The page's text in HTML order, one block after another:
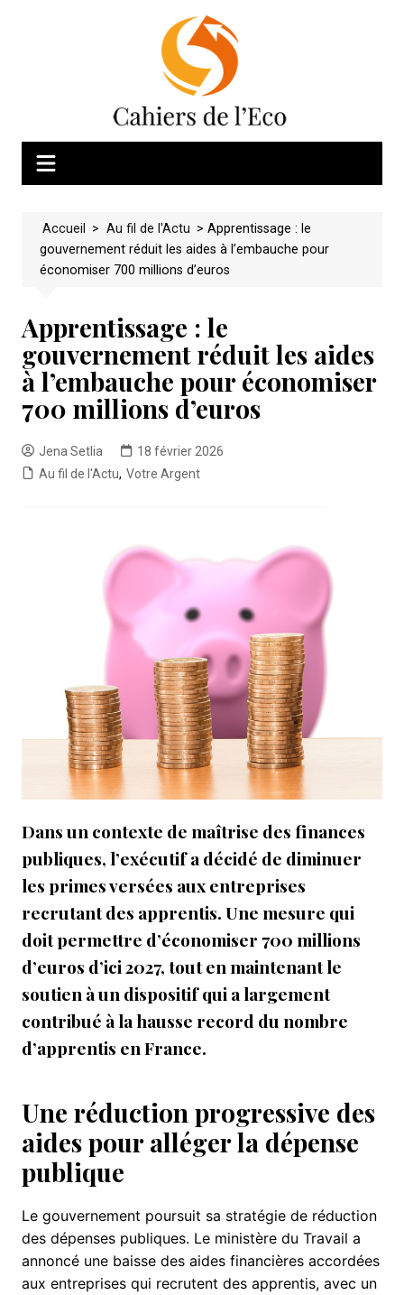
Accueil > Au fil de l'Actu > Apprentissage : le
gouvernement réduit les aides à l’embauche pour
économiser 700 millions d’euros
Apprentissage : le
gouvernement réduit les aides
à l’embauche pour économiser
700 millions d’euros
Jena Setlia
18 février 2026
Au fil de l'Actu, Votre Argent
Dans un contexte de maîtrise des finances
publiques, l’exécutif a décidé de diminuer
les primes versées aux entreprises
recrutant des apprentis. Une mesure qui
doit permettre d’économiser 700 millions
d’euros d’ici 2027, tout en maintenant le
soutien à un dispositif qui a largement
contribué à la hausse record du nombre
d’apprentis en France.
Une réduction progressive des
aides pour alléger la dépense
publique
Le gouvernement poursuit sa stratégie de réduction
des dépenses publiques. Le ministère du Travail a
annoncé une baisse des aides financières accordées
aux entreprises qui recrutent des apprentis, avec un